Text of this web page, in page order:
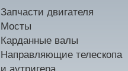
Запчасти двигателя
Мосты
Карданные валы
Направляющие телескопа
и аутригера